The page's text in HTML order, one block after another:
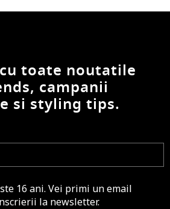
toate noutatile
campanii
si styling tips.
16 ani. Vei primi un email
la newsletter.